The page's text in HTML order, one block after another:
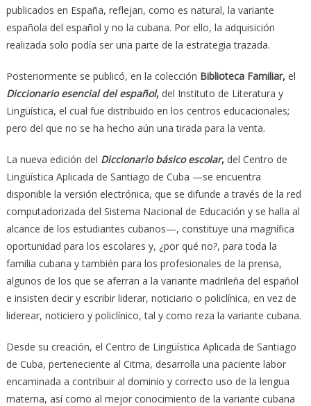
publicados en España, reflejan, como es natural, la variante
española del español y no la cubana. Por ello, la adquisición
realizada solo podía ser una parte de la estrategia trazada.
Posteriormente se publicó, en la colección Biblioteca Familiar, el
Diccionario esencial del español, del Instituto de Literatura y
Lingüística, el cual fue distribuido en los centros educacionales;
pero del que no se ha hecho aún una tirada para la venta.
La nueva edición del Diccionario básico escolar, del Centro de
Lingüística Aplicada de Santiago de Cuba —se encuentra
disponible la versión electrónica, que se difunde a través de la red
computadorizada del Sistema Nacional de Educación y se halla al
alcance de los estudiantes cubanos—, constituye una magnífica
oportunidad para los escolares y, ¿por qué no?, para toda la
familia cubana y también para los profesionales de la prensa,
algunos de los que se aferran a la variante madrileña del español
e insisten decir y escribir liderar, noticiario o policlínica, en vez de
liderear, noticiero y policlínico, tal y como reza la variante cubana.
Desde su creación, el Centro de Lingüística Aplicada de Santiago
de Cuba, perteneciente al Citma, desarrolla una paciente labor
encaminada a contribuir al dominio y correcto uso de la lengua
materna, así como al mejor conocimiento de la variante cubana